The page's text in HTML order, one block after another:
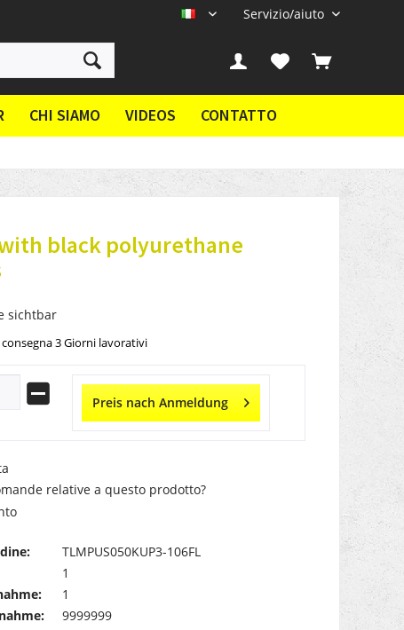
Servizio/aiuto
CHI SIAMO VIDEOS CONTATTO
black polyurethane
sichtbar
3 Giorni lavorativi
Preis nach Anmeldung
relative a questo prodotto?
TLMPUS050KUP3-106FL
1
1
9999999